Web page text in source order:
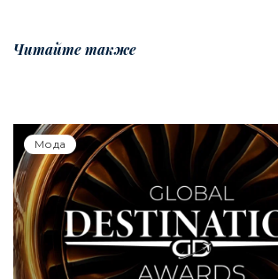
Читайте также
Мода